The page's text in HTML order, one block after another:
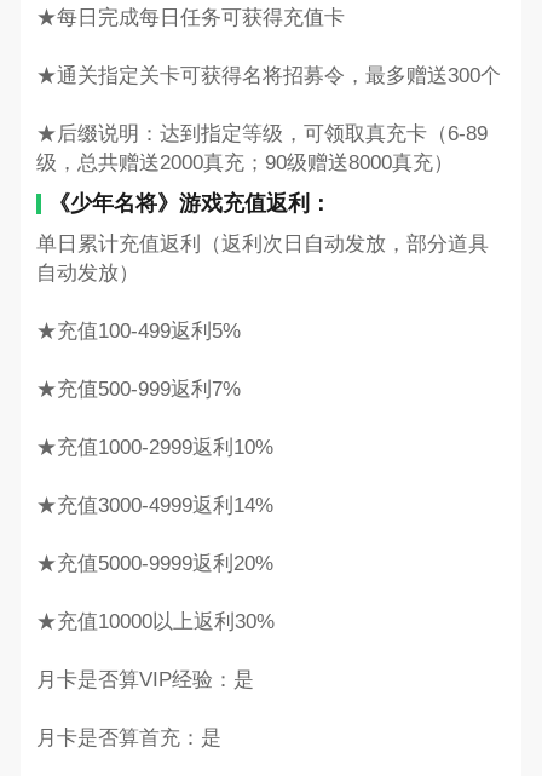
★每日完成每日任务可获得充值卡
★通关指定关卡可获得名将招募令，最多赠送300个
★后缀说明：达到指定等级，可领取真充卡（6-89
级，总共赠送2000真充；90级赠送8000真充）
《少年名将》游戏充值返利：
单日累计充值返利（返利次日自动发放，部分道具
自动发放）
★充值100-499返利5%
★充值500-999返利7%
★充值1000-2999返利10%
★充值3000-4999返利14%
★充值5000-9999返利20%
★充值10000以上返利30%
月卡是否算VIP经验：是
月卡是否算首充：是